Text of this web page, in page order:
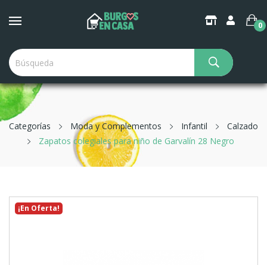
0
Categorías Moda y Complementos Infantil
Calzado
Zapatos colegiales para niño de Garvalín 28 Negro
¡En Oferta!